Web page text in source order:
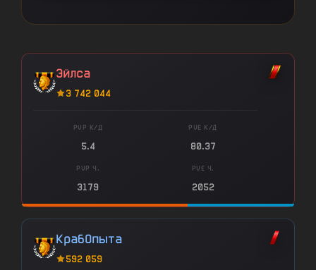
Эйлса
3 742 044
PVP К/Д
5.4
PVE К/Д
80.37
PVP Ч.
3179
PVE Ч.
2052
КрабОпыта
592 059